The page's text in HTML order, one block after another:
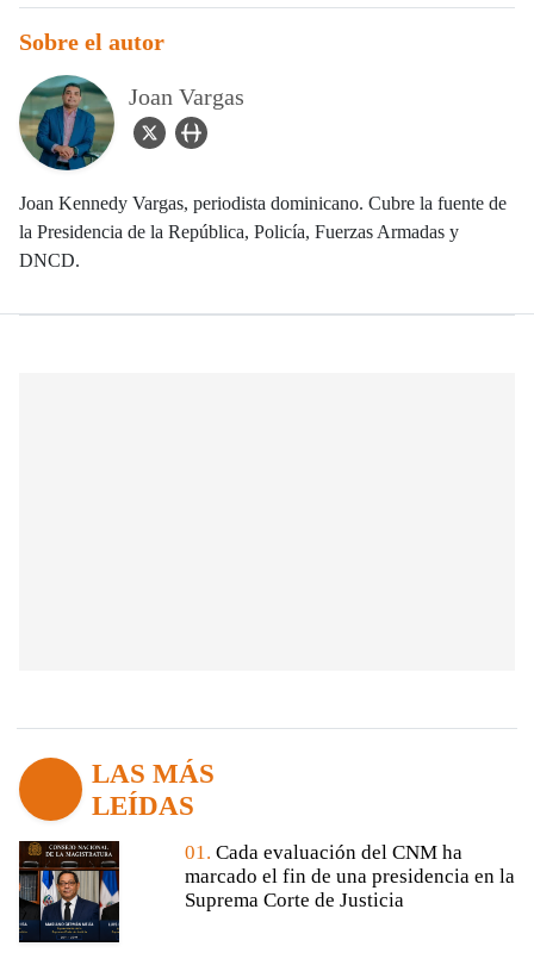
Sobre el autor
Joan Vargas
twitter Iconuser_url Icon
Joan Kennedy Vargas, periodista dominicano. Cubre la fuente de
la Presidencia de la República, Policía, Fuerzas Armadas y
DNCD.
LAS MÁS
LEÍDAS
01. Cada evaluación del CNM ha
marcado el fin de una presidencia en la
Suprema Corte de Justicia